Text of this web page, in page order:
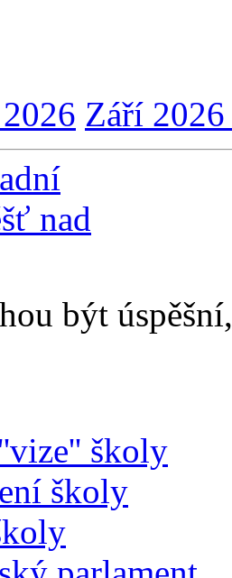
Září
být
školy
školy